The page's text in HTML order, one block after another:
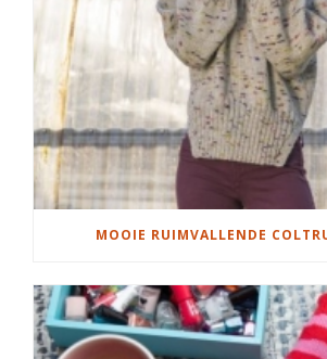
MOOIE RUIMVALLENDE